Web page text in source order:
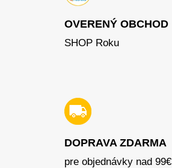
OVERENÝ OBCHOD
SHOP Roku
DOPRAVA ZDARMA
pre objednávky nad 99€